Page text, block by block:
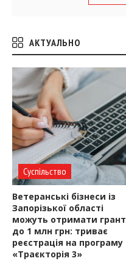
АКТУАЛЬНО
Суспільство
Ветеранські бізнеси із
Запорізької області
можуть отримати грант
до 1 млн грн: триває
реєстрація на програму
«Траєкторія 3»